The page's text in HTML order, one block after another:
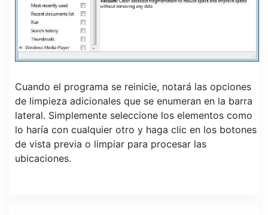
Cuando el programa se reinicie, notará las opciones
de limpieza adicionales que se enumeran en la barra
lateral. Simplemente seleccione los elementos como
lo haría con cualquier otro y haga clic en los botones
de vista previa o limpiar para procesar las
ubicaciones.